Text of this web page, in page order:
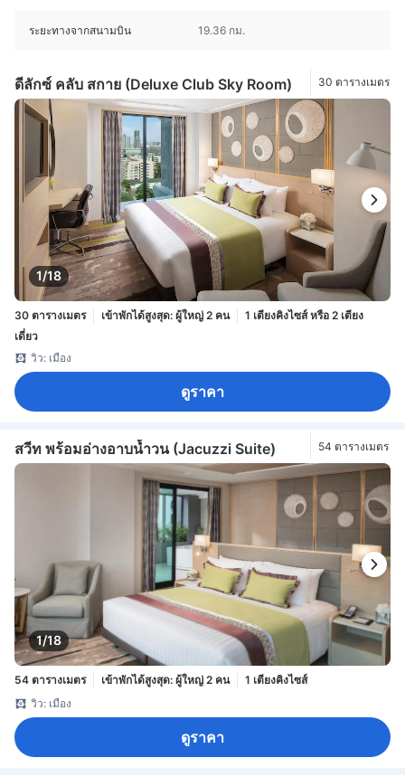
ระยะทางจากสนามบิน 19.36 กม.
ดีลักซ์ คลับ สกาย (Deluxe Club Sky Room) 30 ตารางเมตร
1/18
30 ตารางเมตร เข้าพักได้สูงสุด: ผู้ใหญ่ 2 คน
1 เตียงคิงไซส์ หรือ 2 เตียง
เดี่ยว
วิว: เมือง
ดูราคา
สวีท พร้อมอ่างอาบน้ำวน (Jacuzzi Suite) 54 ตารางเมตร
1/18
54 ตารางเมตร เข้าพักได้สูงสุด: ผู้ใหญ่ 2 คน
1 เตียงคิงไซส์
วิว: เมือง
ดูราคา